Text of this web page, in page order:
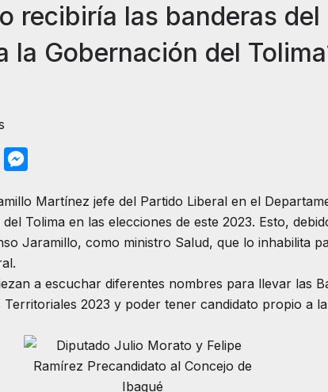
recibiría las banderas del
la Gobernación del
W
s
s
n
g
r
Martínez jefe del Partido Liberal en el
Tolima en las elecciones de este 2023. Esto,
Jaramillo, como ministro Salud, que lo inhabilita
a escuchar diferentes nombres para llevar las
Territoriales 2023 y poder tener candidato propio a